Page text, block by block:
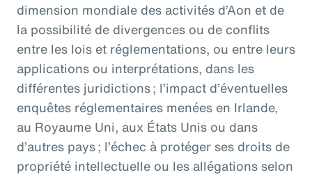
dimension mondiale des activités d’Aon et de
la possibilité de divergences ou de conflits
entre les lois et réglementations, ou entre leurs
applications ou interprétations, dans les
différentes juridictions ; l’impact d’éventuelles
enquêtes réglementaires menées en Irlande,
au Royaume Uni, aux États Unis ou dans
d’autres pays ; l’échec à protéger ses droits de
propriété intellectuelle ou les allégations selon